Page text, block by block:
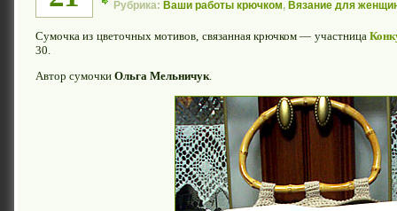
Рубрика: Ваши работы крючком, Вязание для
Сумочка из цветочных мотивов, связанная крючком — участница
30.
Автор сумочки Ольга Мельничук.